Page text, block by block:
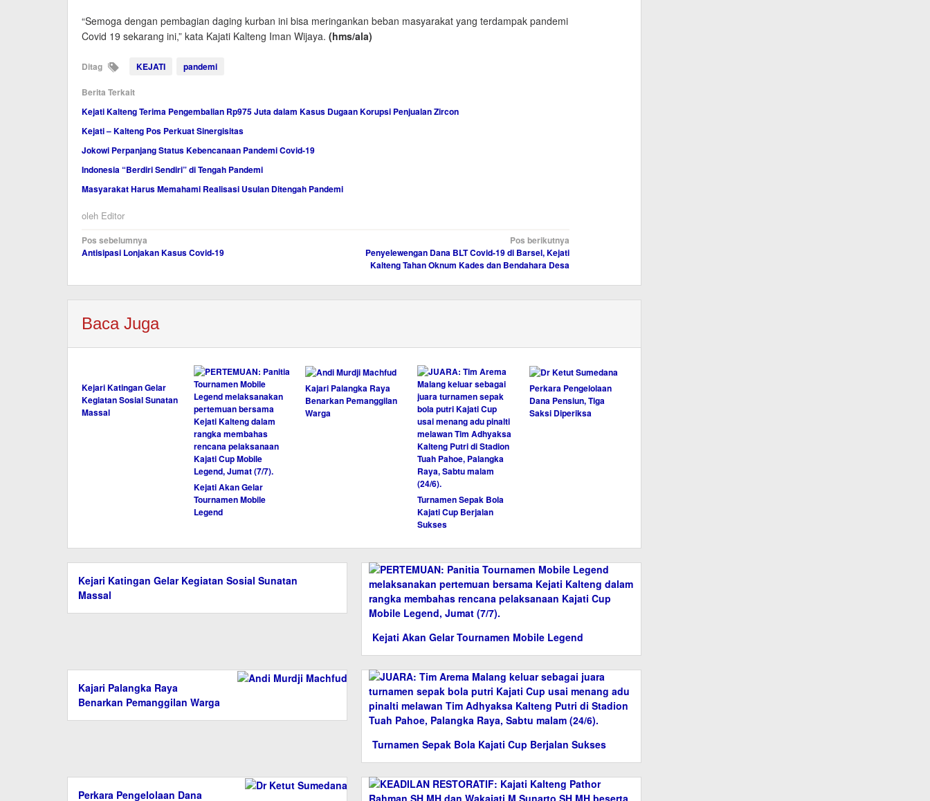
“Semoga dengan pembagian daging kurban ini bisa meringankan beban masyarakat yang terdampak pandemi
Covid 19 sekarang ini,” kata Kajati Kalteng Iman Wijaya. (hms/ala)
Ditag KEJATI pandemi
Berita Terkait
Kejati Kalteng Terima Pengembalian Rp975 Juta dalam Kasus Dugaan Korupsi Penjualan Zircon
Kejati – Kalteng Pos Perkuat Sinergisitas
Jokowi Perpanjang Status Kebencanaan Pandemi Covid-19
Indonesia “Berdiri Sendiri” di Tengah Pandemi
Masyarakat Harus Memahami Realisasi Usulan Ditengah Pandemi
oleh Editor
Navigasi
pos
Pos sebelumnya
Antisipasi Lonjakan Kasus Covid-19
Pos berikutnya
Penyelewengan Dana BLT Covid-19 di Barsel, Kejati
Kalteng Tahan Oknum Kades dan Bendahara Desa
Baca Juga
Kejari Katingan Gelar
Kegiatan Sosial Sunatan
Massal
Kejati Akan Gelar
Tournamen Mobile
Legend
Kajari Palangka Raya
Benarkan Pemanggilan
Warga
Turnamen Sepak Bola
Kajati Cup Berjalan
Sukses
Perkara Pengelolaan
Dana Pensiun, Tiga
Saksi Diperiksa
Kejari Katingan Gelar Kegiatan Sosial Sunatan
Massal
Kejati Akan Gelar Tournamen Mobile Legend
Kajari Palangka Raya
Benarkan Pemanggilan Warga
Turnamen Sepak Bola Kajati Cup Berjalan Sukses
Perkara Pengelolaan Dana